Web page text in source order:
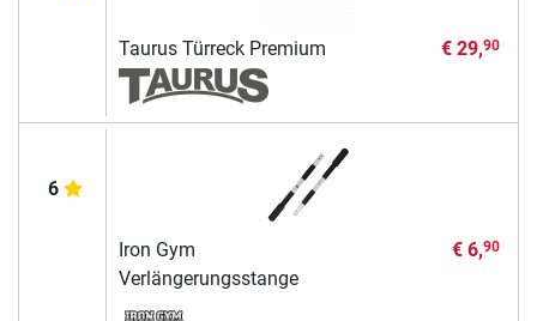
Taurus Türreck Premium € 29,90
6
Iron Gym
Verlängerungsstange
€ 6,90